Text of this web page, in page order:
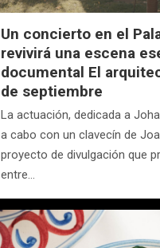
Un concierto en el
revivirá una escena
documental El
de septiembre
La actuación, dedicada a
a cabo con un clavecín de
proyecto de divulgación que
entre…